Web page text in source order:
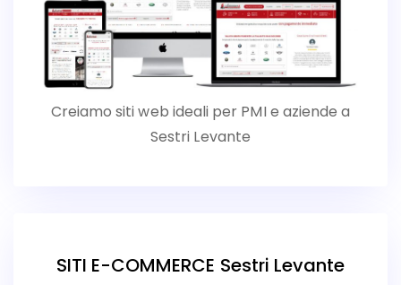
Creiamo siti web ideali per PMI e aziende a
Sestri Levante
SITI E-COMMERCE Sestri Levante